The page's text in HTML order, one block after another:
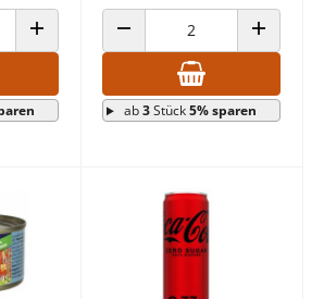
ANZAHL ERHÖHENANZAHL VERRINGERN ANZAHL
ab3Stück5% sparen